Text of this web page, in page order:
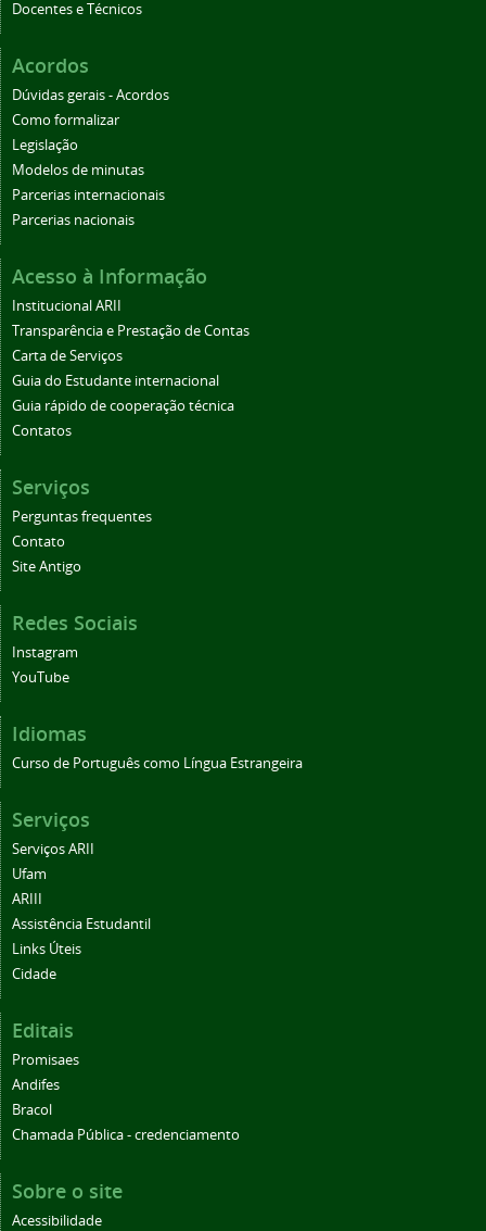
Docentes e Técnicos
Acordos
Dúvidas gerais - Acordos
Como formalizar
Legislação
Modelos de minutas
Parcerias internacionais
Parcerias nacionais
Acesso à Informação
Institucional ARII
Transparência e Prestação de Contas
Carta de Serviços
Guia do Estudante internacional
Guia rápido de cooperação técnica
Contatos
Serviços
Perguntas frequentes
Contato
Site Antigo
Redes Sociais
Instagram
YouTube
Idiomas
Curso de Português como Língua Estrangeira
Serviços
Serviços ARII
Ufam
ARIII
Assistência Estudantil
Links Úteis
Cidade
Editais
Promisaes
Andifes
Bracol
Chamada Pública - credenciamento
Sobre o site
Acessibilidade